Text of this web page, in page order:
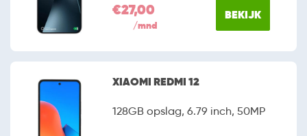
€27,00
/mnd
BEKIJK
XIAOMI REDMI 12
128GB opslag, 6.79 inch, 50MP